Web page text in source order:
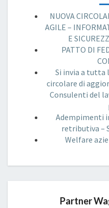
NUOVA
AGILE –
E
PATTO DI
Si invia a tutta
circolare di
Consulenti del
Adempimenti
retributiva –
Welfare
Partner